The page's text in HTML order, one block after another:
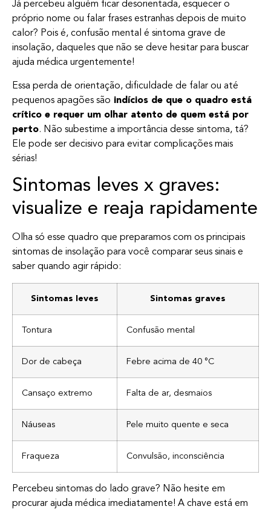
Já percebeu alguém ficar desorientada, esquecer o
próprio nome ou falar frases estranhas depois de muito
calor? Pois é, confusão mental é sintoma grave de
insolação, daqueles que não se deve hesitar para buscar
ajuda médica urgentemente!
Essa perda de orientação, dificuldade de falar ou até
pequenos apagões são indícios de que o quadro está
crítico e requer um olhar atento de quem está por
perto. Não subestime a importância desse sintoma, tá?
Ele pode ser decisivo para evitar complicações mais
sérias!
Sintomas leves x graves:
visualize e reaja rapidamente
Olha só esse quadro que preparamos com os principais
sintomas de insolação para você comparar seus sinais e
saber quando agir rápido:
Sintomas leves Sintomas graves
Tontura Confusão mental
Dor de cabeça Febre acima de 40 °C
Cansaço extremo Falta de ar, desmaios
Náuseas Pele muito quente e seca
Fraqueza Convulsão, inconsciência
Percebeu sintomas do lado grave? Não hesite em
procurar ajuda médica imediatamente! A chave está em